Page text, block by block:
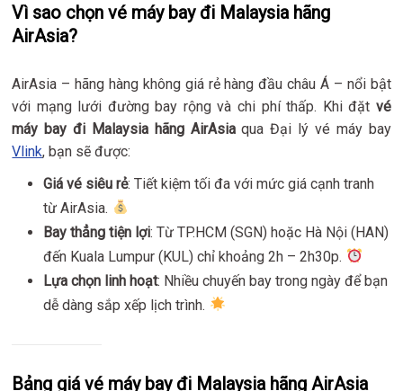
Vì sao chọn vé máy bay đi Malaysia hãng
AirAsia?
AirAsia – hãng hàng không giá rẻ hàng đầu châu Á – nổi bật
với mạng lưới đường bay rộng và chi phí thấp. Khi đặt vé
máy bay đi Malaysia hãng AirAsiaqua Đại lý vé máy bay
Vlink, bạn sẽ được:
Giá vé siêu rẻ: Tiết kiệm tối đa với mức giá cạnh tranh
từ AirAsia.
Bay thẳng tiện lợi: Từ TP.HCM (SGN) hoặc Hà Nội (HAN)
đến Kuala Lumpur (KUL) chỉ khoảng 2h – 2h30p.
Lựa chọn linh hoạt: Nhiều chuyến bay trong ngày để bạn
dễ dàng sắp xếp lịch trình.
Bảng giá vé máy bay đi Malaysia hãng AirAsia